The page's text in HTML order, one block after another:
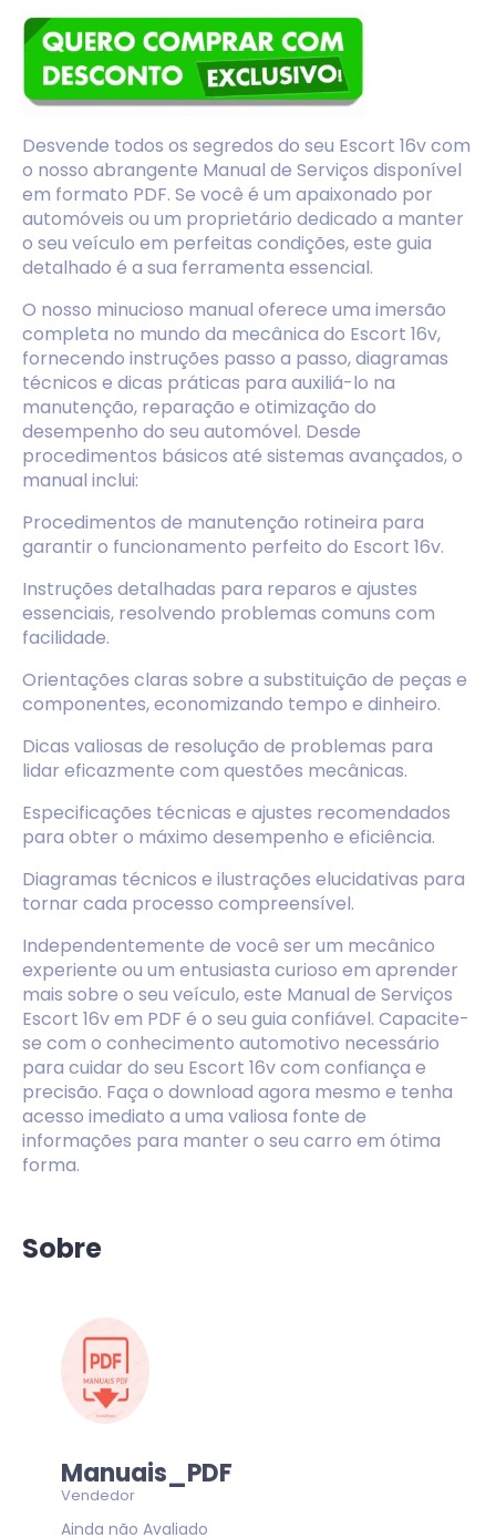
Desvende todos os segredos do seu Escort 16v com
o nosso abrangente Manual de Serviços disponível
em formato PDF. Se você é um apaixonado por
automóveis ou um proprietário dedicado a manter
o seu veículo em perfeitas condições, este guia
detalhado é a sua ferramenta essencial.
O nosso minucioso manual oferece uma imersão
completa no mundo da mecânica do Escort 16v,
fornecendo instruções passo a passo, diagramas
técnicos e dicas práticas para auxiliá-lo na
manutenção, reparação e otimização do
desempenho do seu automóvel. Desde
procedimentos básicos até sistemas avançados, o
manual inclui:
Procedimentos de manutenção rotineira para
garantir o funcionamento perfeito do Escort 16v.
Instruções detalhadas para reparos e ajustes
essenciais, resolvendo problemas comuns com
facilidade.
Orientações claras sobre a substituição de peças e
componentes, economizando tempo e dinheiro.
Dicas valiosas de resolução de problemas para
lidar eficazmente com questões mecânicas.
Especificações técnicas e ajustes recomendados
para obter o máximo desempenho e eficiência.
Diagramas técnicos e ilustrações elucidativas para
tornar cada processo compreensível.
Independentemente de você ser um mecânico
experiente ou um entusiasta curioso em aprender
mais sobre o seu veículo, este Manual de Serviços
Escort 16v em PDF é o seu guia confiável. Capacite-
se com o conhecimento automotivo necessário
para cuidar do seu Escort 16v com confiança e
precisão. Faça o download agora mesmo e tenha
acesso imediato a uma valiosa fonte de
informações para manter o seu carro em ótima
forma.
Sobre
Manuais_PDF
Vendedor
Ainda não Avaliado